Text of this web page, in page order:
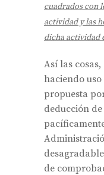
cuadrados con
actividad y las
dicha actividad
Así las
haciendo
propuesta
deducción
de